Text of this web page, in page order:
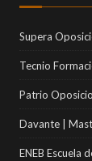
Supera
Tecnio
Patrio
Davante |
ENEB Escuela